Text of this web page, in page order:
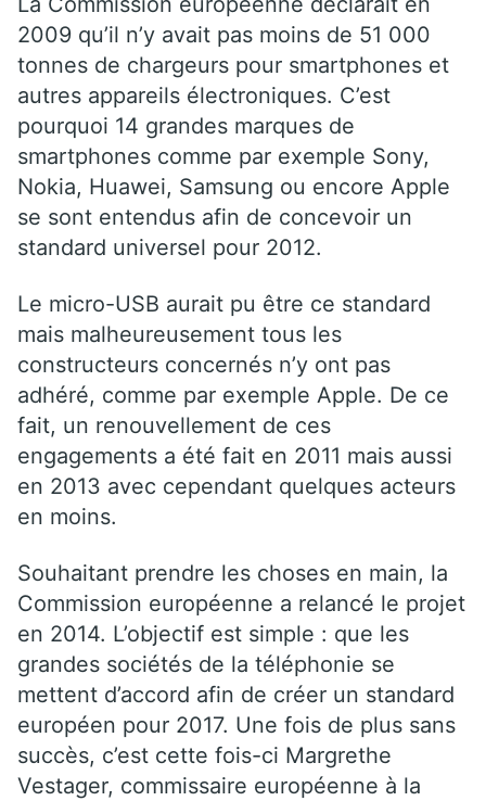
2009 qu’il n’y avait pas moins de 51 000
tonnes de chargeurs pour smartphones et
autres appareils électroniques. C’est
pourquoi 14 grandes marques de
smartphones comme par exemple Sony,
Nokia, Huawei, Samsung ou encore Apple
se sont entendus afin de concevoir un
standard universel pour 2012.
Le micro-USB aurait pu être ce standard
mais malheureusement tous les
constructeurs concernés n’y ont pas
adhéré, comme par exemple Apple. De ce
fait, un renouvellement de ces
engagements a été fait en 2011 mais aussi
en 2013 avec cependant quelques acteurs
en moins.
Souhaitant prendre les choses en main, la
Commission européenne a relancé le projet
en 2014. L’objectif est simple : que les
grandes sociétés de la téléphonie se
mettent d’accord afin de créer un standard
européen pour 2017. Une fois de plus sans
succès, c’est cette fois-ci Margrethe
Vestager, commissaire européenne à la